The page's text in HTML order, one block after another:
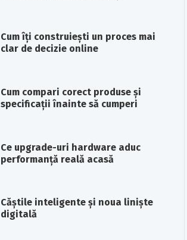
Cum îți construiești un proces mai
clar de decizie online
Cum compari corect produse și
specificații înainte să cumperi
Ce upgrade-uri hardware aduc
performanță reală acasă
Căștile inteligente și noua liniște
digitală